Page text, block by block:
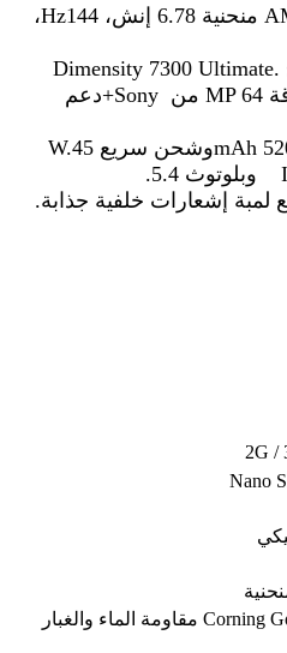
منحنية 6.78 إنش، 144 Hz،
Dimensity 7300 Ultimate.
MP من +Sonyدعم
mAhوشحن سريع 45
W.
وبلوتوث 5.4
.
إشعارات خلفية جذابة.
2G /
Corning Gorilla Glass 5 مقاومة الماء والغبار